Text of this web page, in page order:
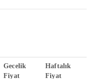
Gecelik
Fiyat
Haftalık
Fiyat